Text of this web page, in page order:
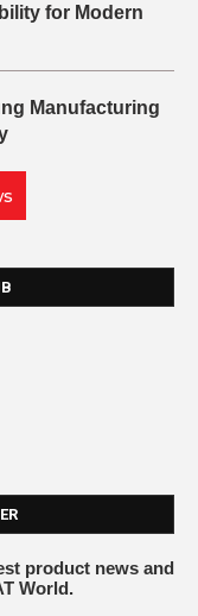
for Modern
Manufacturing
product news and
World.